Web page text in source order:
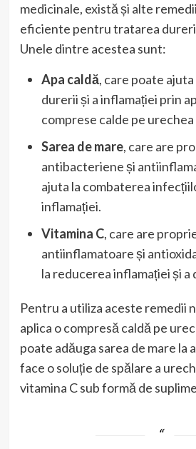
medicinale, există și alte
eficiente pentru tratarea
Unele dintre acestea sunt:
Apa caldă, care poate
durerii și a inflamației prin
comprese calde pe
Sarea de mare, care are
antibacteriene și
ajuta la combaterea
inflamației.
Vitamina C, care are
antiinflamatoare și
la reducerea inflamației și a
Pentru a utiliza aceste remedii
aplica o compresă caldă pe
poate adăuga sarea de mare la
face o soluție de spălare a
vitamina C sub formă de